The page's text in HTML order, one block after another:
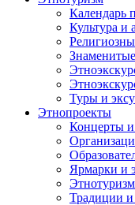
Календарь
Культура и
Туры и
Этнопроекты
Концерты
Ярмарки и
Традиции